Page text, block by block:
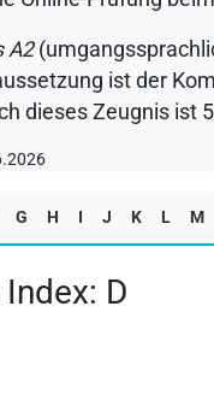
A2
ist der
dieses Zeugnis ist
G H I J K L M
D